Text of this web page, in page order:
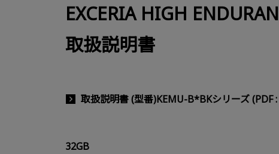
EXCERIA HIGH
取扱説明書
取扱説明書 (型番)KEMU-B*BKシリーズ (PDF
32GB